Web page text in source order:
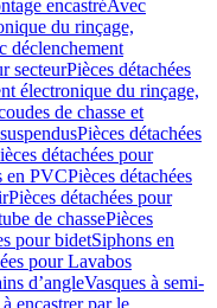
encastréAvec
du rinçage,
déclenchement
secteurPièces détachées
électronique du rinçage,
de chasse et
Pièces détachées
détachées pour
en PVCPièces détachées
Pièces détachées pour
de chassePièces
pour bidetSiphons en
pour Lavabos
d’angleVasques à semi-
encastrer par le